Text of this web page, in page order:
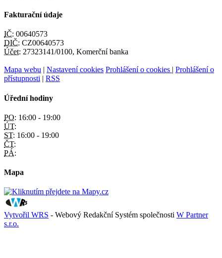
Fakturační údaje
IČ: 00640573
DIČ: CZ00640573
Účet: 27323141/0100, Komerční banka
Mapa webu | Nastavení cookies Prohlášení o cookies | Prohlášení o
přístupnosti | RSS
Úřední hodiny
PO: 16:00 - 19:00
ÚT:
ST: 16:00 - 19:00
ČT:
PÁ:
Mapa
Vytvořil WRS - Webový Redakční Systém společnosti W Partner
s.r.o.